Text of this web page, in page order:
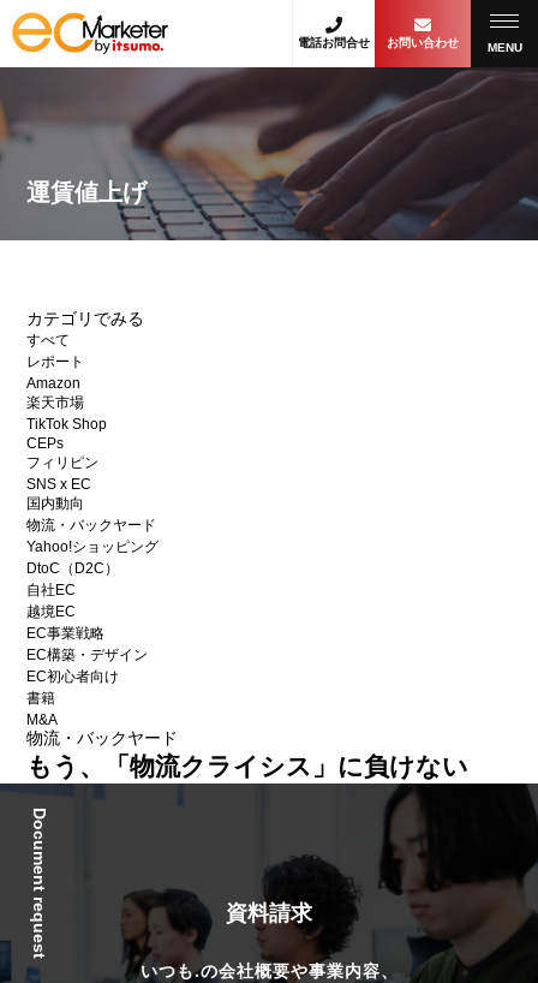
電話お問合せ お問い合わせ MENU
運賃値上げ
カテゴリでみる
すべて
レポート
Amazon
楽天市場
TikTok Shop
CEPs
フィリピン
SNS x EC
国内動向
物流・バックヤード
Yahoo!ショッピング
DtoC（D2C）
自社EC
越境EC
EC事業戦略
EC構築・デザイン
EC初心者向け
書籍
M&A
物流・バックヤード
もう、「物流クライシス」に負けない
Document request 資料請求
いつも.の会社概要や事業内容、